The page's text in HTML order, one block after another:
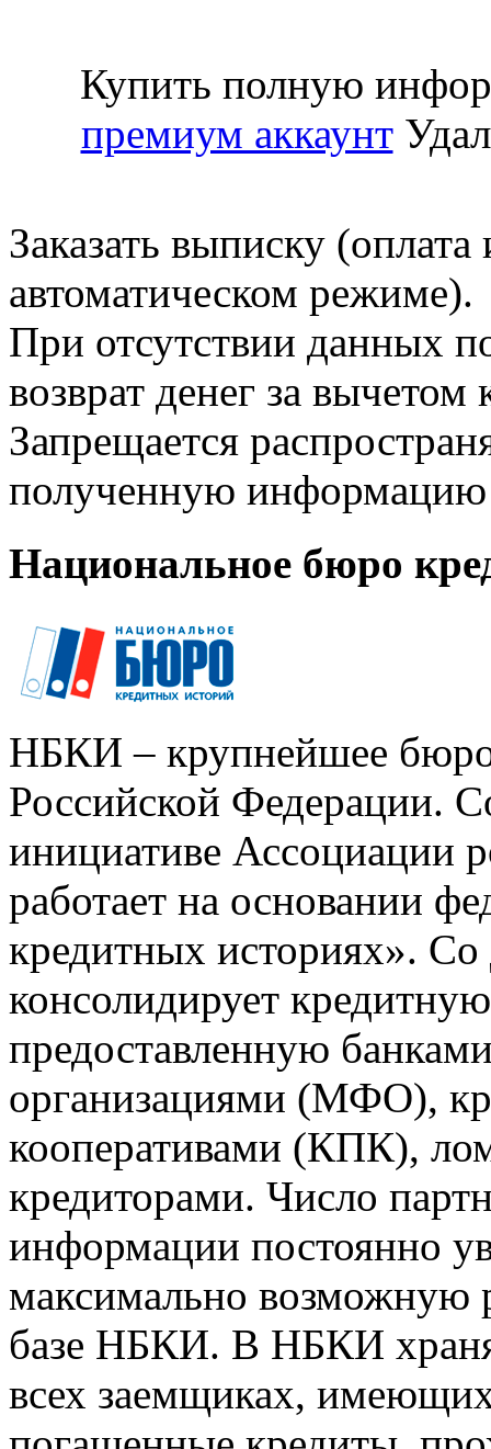
Купить полную
премиум аккаунт
Заказать выписку
автоматическом режиме).
При отсутствии данных
возврат денег за
Запрещается
полученную информацию
Национальное бюро
НБКИ – крупнейшее
Российской Федерации.
инициативе Ассоциации
работает на основании
кредитных историях».
консолидирует
предоставленную
организациями (МФО),
кооперативами (КПК),
кредиторами. Число
информации постоянно
максимально возможную
базе НБКИ. В НБКИ
всех заемщиках,